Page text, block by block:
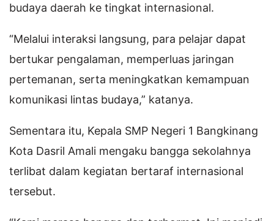
budaya daerah ke tingkat internasional.
“Melalui interaksi langsung, para pelajar dapat
bertukar pengalaman, memperluas jaringan
pertemanan, serta meningkatkan kemampuan
komunikasi lintas budaya,” katanya.
Sementara itu, Kepala SMP Negeri 1 Bangkinang
Kota Dasril Amali mengaku bangga sekolahnya
terlibat dalam kegiatan bertaraf internasional
tersebut.